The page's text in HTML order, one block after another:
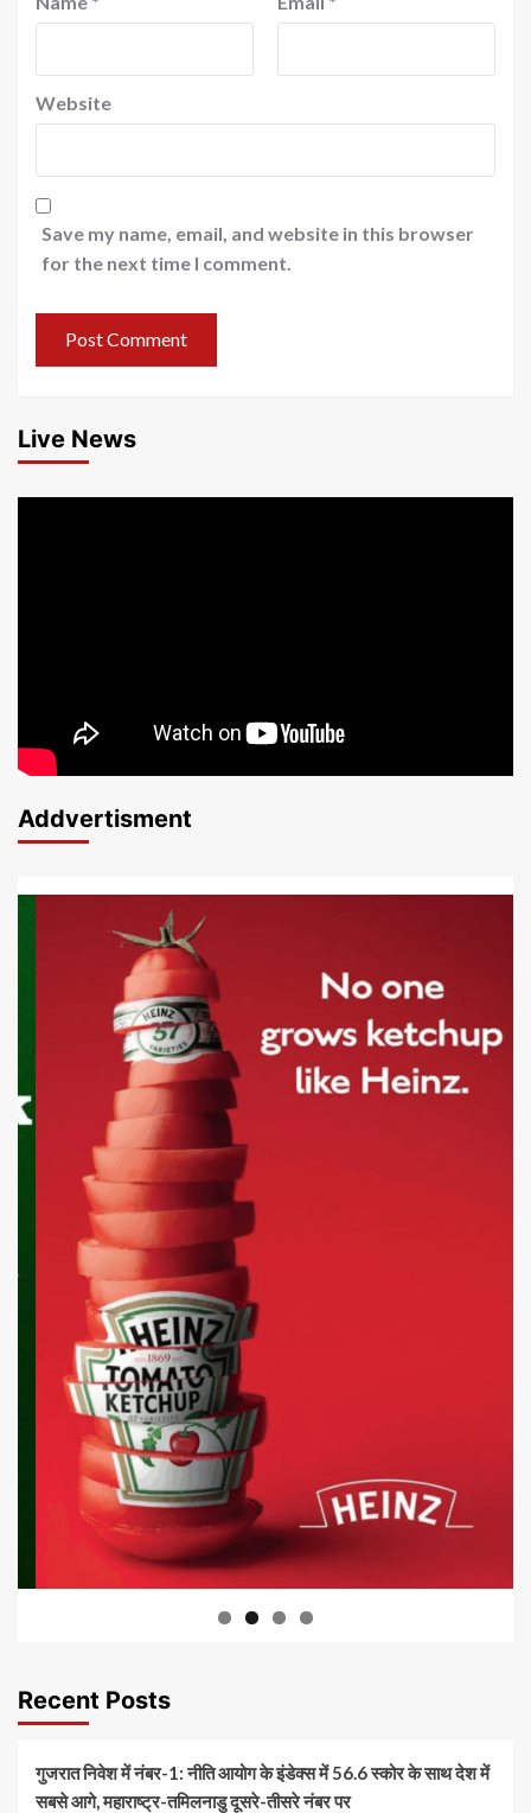
Website
Save my name, email, and website in this browser
for the next time I comment.
Live News
Addvertisment
Recent Posts
गुजरात निवेश में नंबर-1: नीति आयोग के इंडेक्स में 56.6 स्कोर के साथ देश में
सबसे आगे, महाराष्ट्र-तमिलनाडु दूसरे-तीसरे नंबर पर